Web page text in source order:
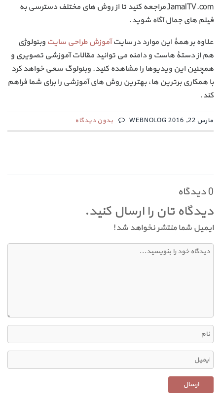
JamalTV.com مراجعه کنید تا از روش های مختلف دسترسی به
فیلم های جمال آگاه شوید.
علاوه بر همۀ این موارد در سایتآموزش طراحی سایت وبنولوژی
هم از دستۀ هاست و دامنه می توانید مقالات آموزشی تصویری و
همچنین این ویدیوها را مشاهده کنید. وبنولوگ سعی خواهد کرد
با همکاری برترین ها، بهترین روش های آموزشی را برای شما فراهم
کند.
مارس 22, 2016 WEBNOLOG بدون دیدگاه
0 دیدگاه
دیدگاه تان را ارسال کنید.
ایمیل شما منتشر نخواهد شد!